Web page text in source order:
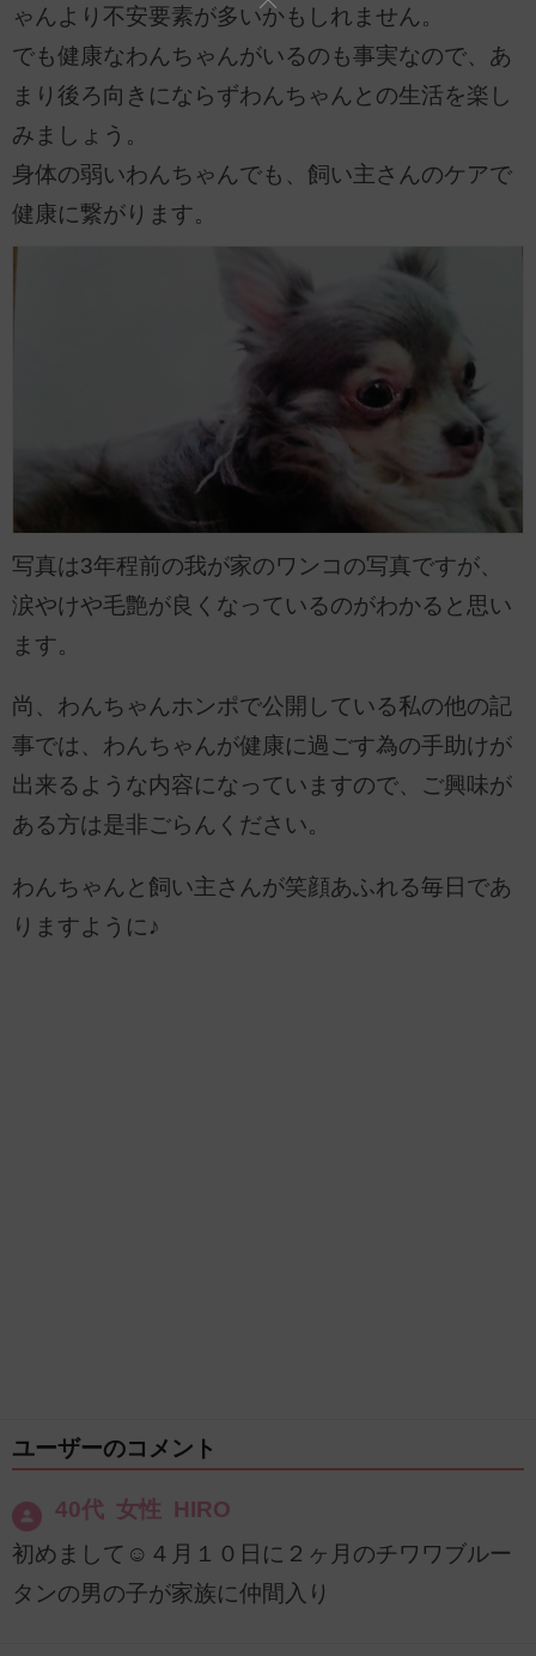
ゃんより不安要素が多いかもしれません。
でも健康なわんちゃんがいるのも事実なので、あ
まり後ろ向きにならずわんちゃんとの生活を楽し
みましょう。
身体の弱いわんちゃんでも、飼い主さんのケアで
健康に繋がります。
写真は3年程前の我が家のワンコの写真ですが、
涙やけや毛艶が良くなっているのがわかると思い
ます。
尚、わんちゃんホンポで公開している私の他の記
事では、わんちゃんが健康に過ごす為の手助けが
出来るような内容になっていますので、ご興味が
ある方は是非ごらんください。
わんちゃんと飼い主さんが笑顔あふれる毎日であ
りますように♪
ユーザーのコメント
40代 女性 HIRO
初めまして☺️４月１０日に２ヶ月のチワワブルー
タンの男の子が家族に仲間入り